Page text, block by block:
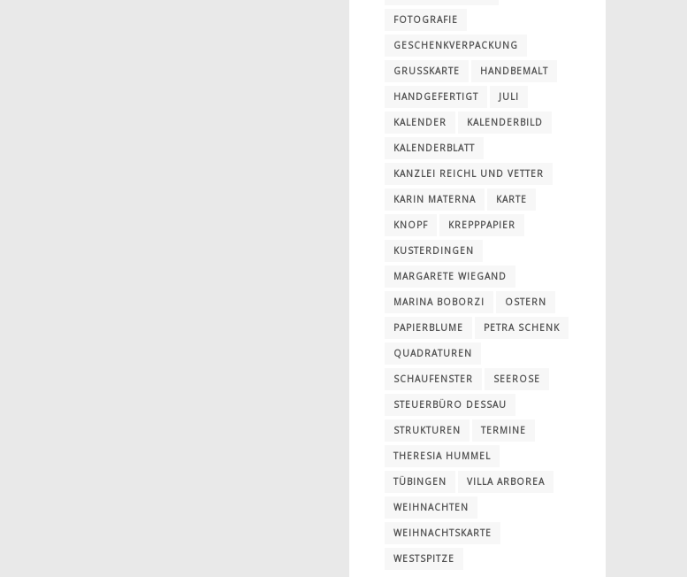
FOTOGRAFIE
GESCHENKVERPACKUNG
GRUSSKARTE HANDBEMALT
HANDGEFERTIGT JULI
KALENDER KALENDERBILD
KALENDERBLATT
KANZLEI REICHL UND VETTER
KARIN MATERNA KARTE
KNOPF KREPPPAPIER
KUSTERDINGEN
MARGARETE WIEGAND
MARINA BOBORZI OSTERN
PAPIERBLUME PETRA SCHENK
QUADRATUREN
SCHAUFENSTER SEEROSE
STEUERBÜRO DESSAU
STRUKTUREN TERMINE
THERESIA HUMMEL
TÜBINGEN VILLA ARBOREA
WEIHNACHTEN
WEIHNACHTSKARTE
WESTSPITZE